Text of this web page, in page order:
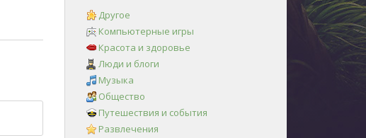
Другое
Компьютерные игры
Красота и здоровье
Люди и блоги
Музыка
Общество
Путешествия и события
Развлечения